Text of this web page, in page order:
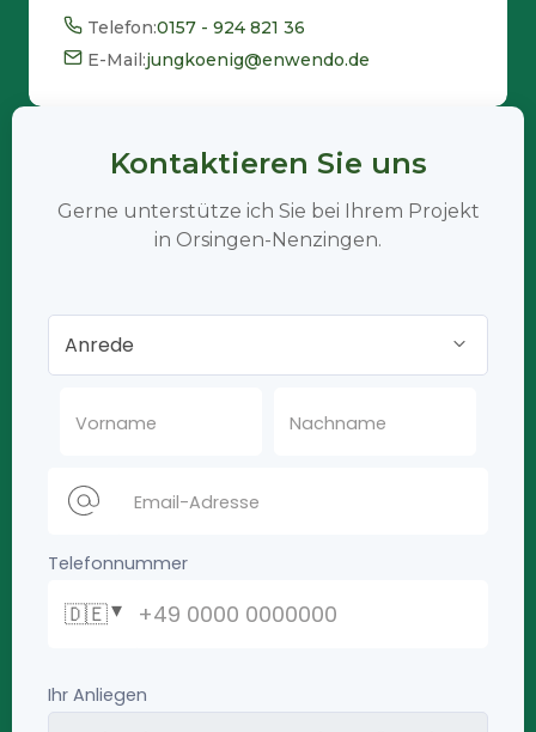
Telefon:0157 - 924 821 36
E-Mail:jungkoenig@enwendo.de
Kontaktieren Sie uns
Gerne unterstütze ich Sie bei Ihrem Projekt
in Orsingen-Nenzingen.